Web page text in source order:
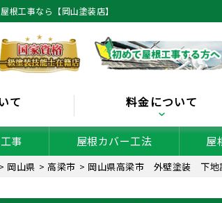
工事なら【岡山塗装店】
て 料金について
事 屋根カバー工法 屋
> 岡山県 > 高梁市 > 岡山県高梁市 外壁塗装 下